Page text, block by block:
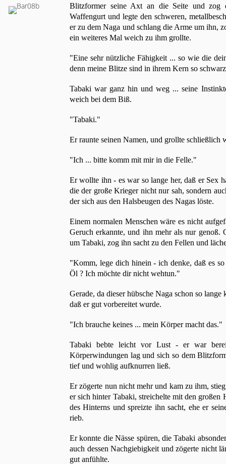
Blitzformer seine Axt an die Seite und zog
Waffengurt und legte den schweren,
er zu dem Naga und schlang die Arme um ihn,
ein weiteres Mal weich zu ihm grollte.
"Eine sehr nützliche Fähigkeit ... so wie die
denn meine Blitze sind in ihrem Kern so
Tabaki war ganz hin und weg ... seine
weich bei dem Biß.
"Tabaki."
Er raunte seinen Namen, und grollte schließlich
"Ich ... bitte komm mit mir in die Felle."
Er wollte ihn - es war so lange her, daß er Sex
die der große Krieger nicht nur sah, sondern
der sich aus den Halsbeugen des Nagas löste.
Einem normalen Menschen wäre es nicht
Geruch erkannte, und ihn mehr als nur
um Tabaki, zog ihn sacht zu den Fellen und
"Komm, lege dich hinein - ich denke, daß es
Öl ? Ich möchte dir nicht wehtun."
Gerade, da dieser hübsche Naga schon so
daß er gut vorbereitet wurde.
"Ich brauche keines ... mein Körper macht das."
Tabaki bebte leicht vor Lust - er war
Körperwindungen lag und sich so dem
tief und wohlig aufknurren ließ.
Er zögerte nun nicht mehr und kam zu ihm,
er sich hinter Tabaki, streichelte mit den
des Hinterns und spreizte ihn sacht, ehe er
rieb.
Er konnte die Nässe spüren, die Tabaki
auch dessen Nachgiebigkeit und zögerte nicht
gut anfühlte.